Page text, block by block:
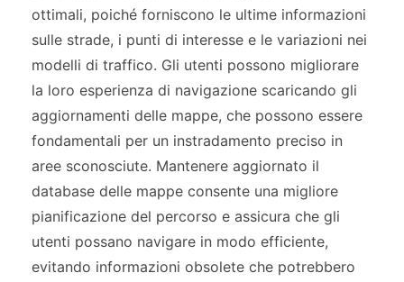
ottimali, poiché forniscono le ultime informazioni
sulle strade, i punti di interesse e le variazioni nei
modelli di traffico. Gli utenti possono migliorare
la loro esperienza di navigazione scaricando gli
aggiornamenti delle mappe, che possono essere
fondamentali per un instradamento preciso in
aree sconosciute. Mantenere aggiornato il
database delle mappe consente una migliore
pianificazione del percorso e assicura che gli
utenti possano navigare in modo efficiente,
evitando informazioni obsolete che potrebbero